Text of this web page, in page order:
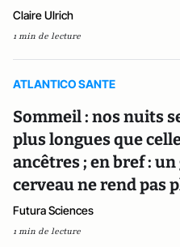
Claire Ulrich
1 min de lecture
ATLANTICO SANTE
Sommeil : nos nuits
plus longues que
ancêtres ; en bref : un
cerveau ne rend pas
Futura Sciences
1 min de lecture